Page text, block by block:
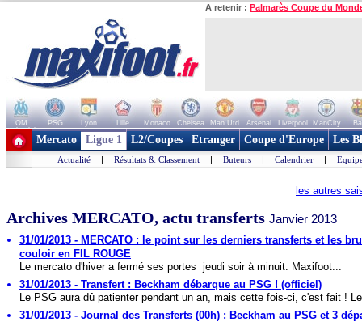
A retenir : Palmarès Coupe du
OM PSG Lyon Lille Monaco Chelsea Man Utd Arsenal Liverpool ManCity
+ de clubs
Mercato Ligue 1 L2/Coupes Etranger Coupe d'Europe Les
Actualité | Résultats & Classement | Buteurs | Calendrier |
les autres
Archives MERCATO, actu transferts Janvier 2013
31/01/2013 - MERCATO : le point sur les derniers transferts et les
couloir en FIL ROUGE
Le mercato d'hiver a fermé ses portes jeudi soir à minuit. Maxifoot...
31/01/2013 - Transfert : Beckham débarque au PSG ! (officiel)
Le PSG aura dû patienter pendant un an, mais cette fois-ci, c'est fait !
31/01/2013 - Journal des Transferts (00h) : Beckham au PSG et 3